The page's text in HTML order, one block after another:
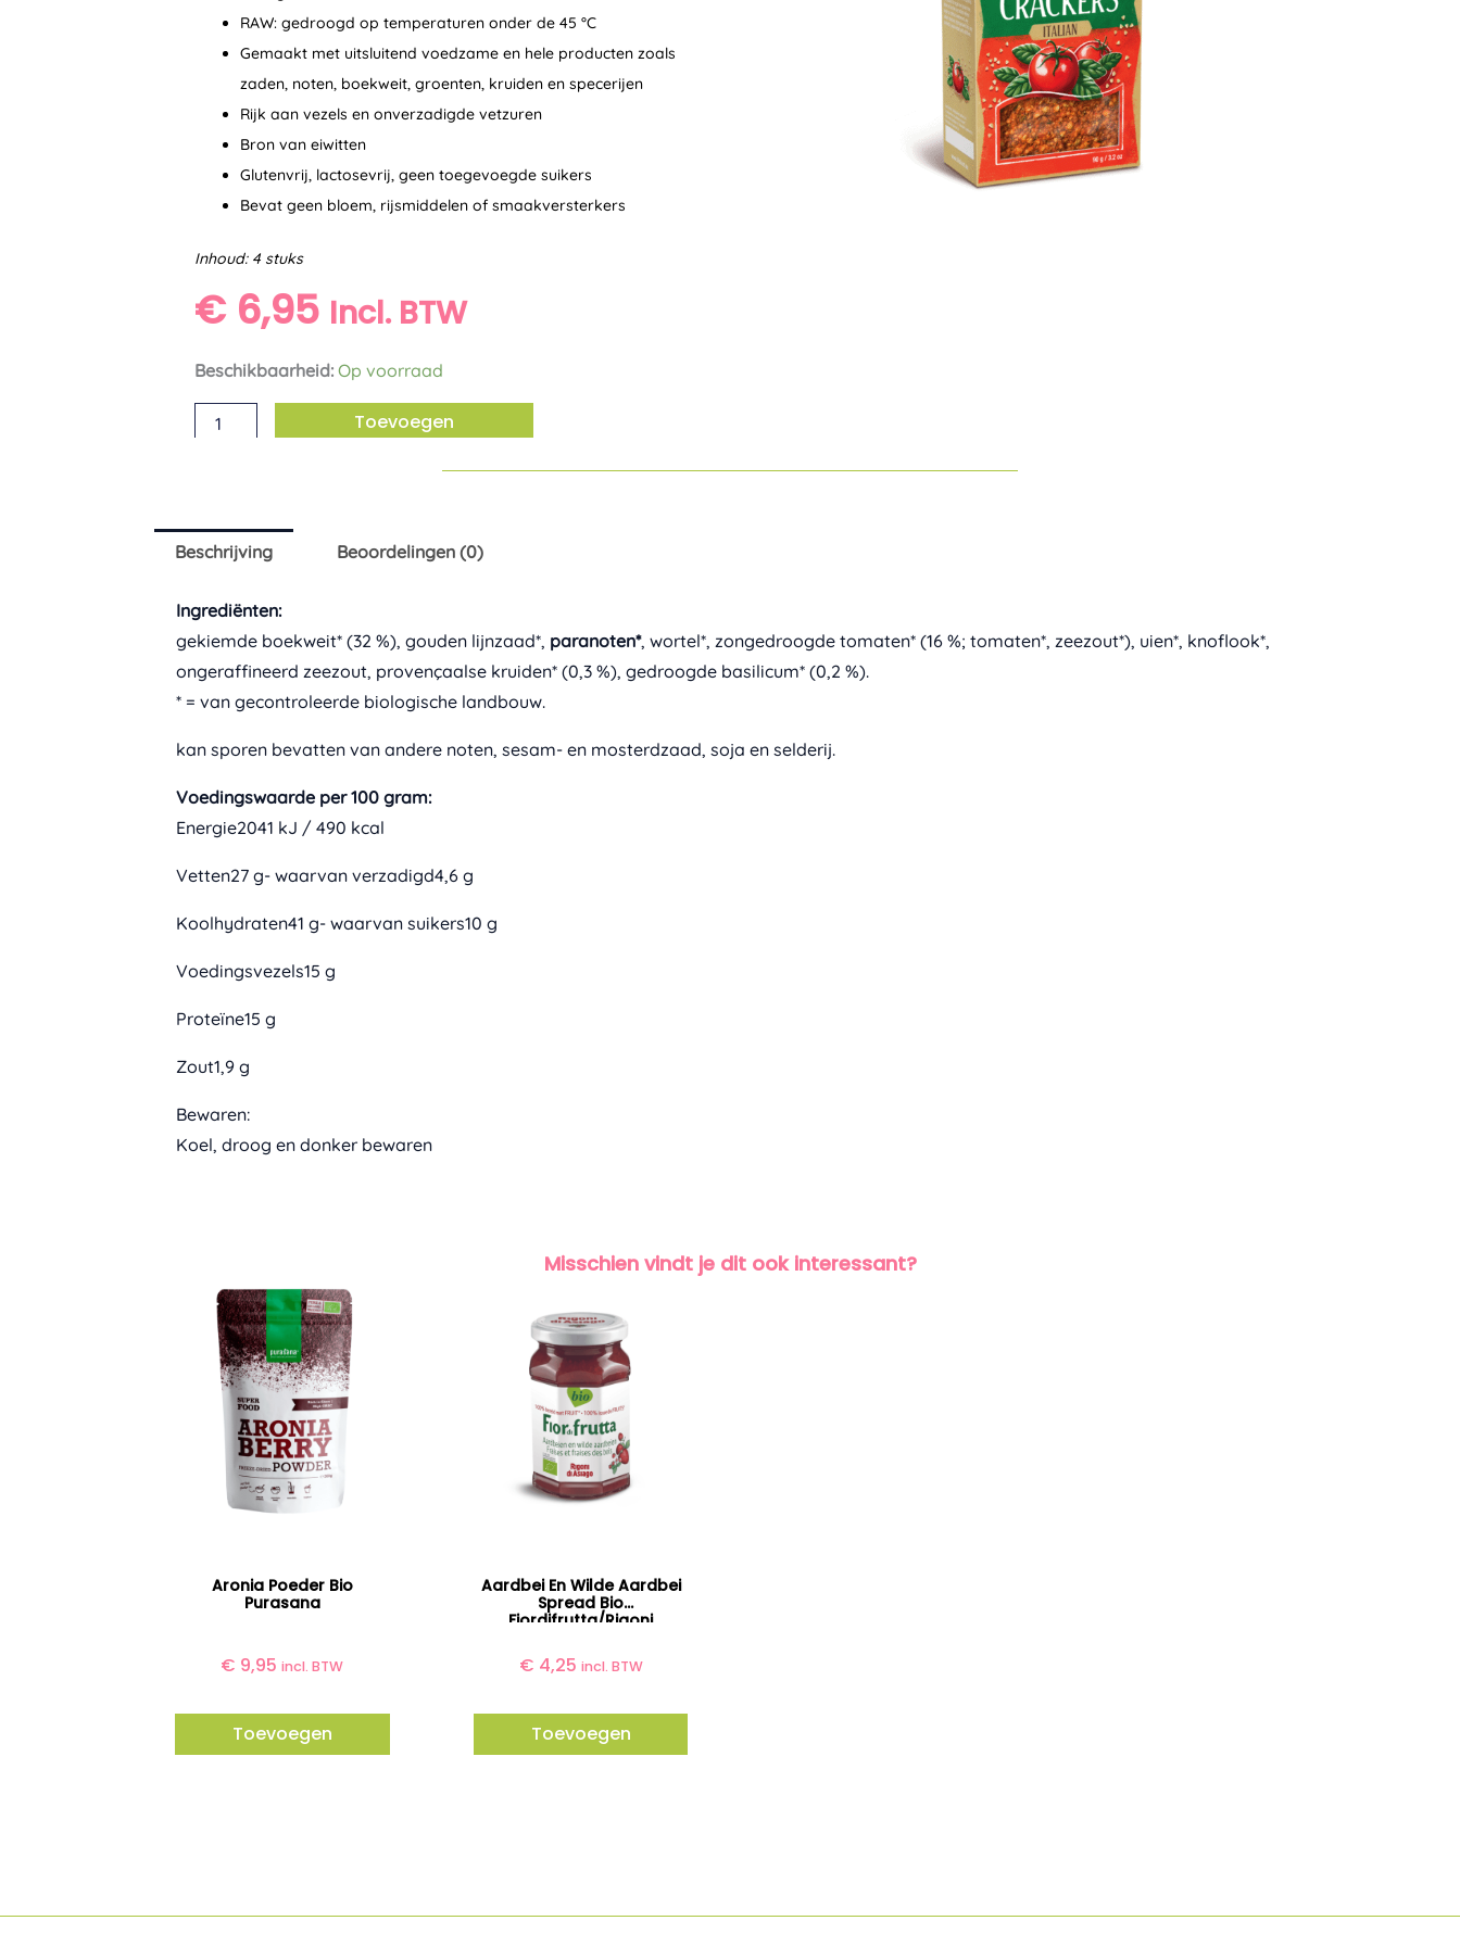
RAW: gedroogd op temperaturen onder de 45 °C
Gemaakt met uitsluitend voedzame en hele producten zoals
zaden, noten, boekweit, groenten, kruiden en specerijen
Rijk aan vezels en onverzadigde vetzuren
Bron van eiwitten
Glutenvrij, lactosevrij, geen toegevoegde suikers
Bevat geen bloem, rijsmiddelen of smaakversterkers
Inhoud: 4 stuks
€6,95 Incl. BTW
Beschikbaarheid: Op voorraad
Raw
crackers
Italian
Toevoegen
Beschrijving Beoordelingen (0)
Ingrediënten:
gekiemde boekweit* (32 %), gouden lijnzaad*, paranoten*, wortel*, zongedroogde tomaten* (16 %; tomaten*, zeezout*), uien*, knoflook*,
ongeraffineerd zeezout, provençaalse kruiden* (0,3 %), gedroogde basilicum* (0,2 %).
* = van gecontroleerde biologische landbouw.
kan sporen bevatten van andere noten, sesam- en mosterdzaad, soja en selderij.
Voedingswaarde per 100 gram:
Energie2041 kJ / 490 kcal
Vetten27 g- waarvan verzadigd4,6 g
Koolhydraten41 g- waarvan suikers10 g
Voedingsvezels15 g
Proteïne15 g
Zout1,9 g
Bewaren:
Koel, droog en donker bewaren
Misschien vindt je dit ook interessant?
Aronia Poeder Bio
Purasana
€ 9,95 incl. BTW
Toevoegen
Aardbei En Wilde Aardbei
Spread Bio
Fiordifrutta/Rigoni
€ 4,25 incl. BTW
Toevoegen